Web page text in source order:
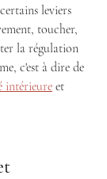
leviers
toucher,
la régulation
c'est à dire de
intérieure et